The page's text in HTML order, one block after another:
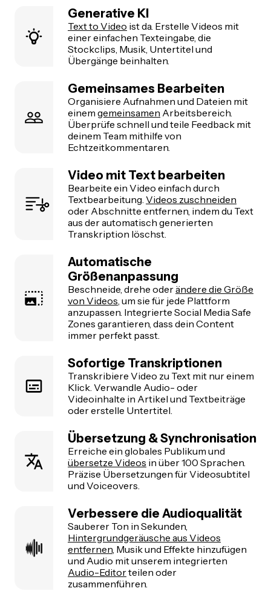
Generative KI
Text to Video ist da. Erstelle Videos mit
einer einfachen Texteingabe, die
Stockclips, Musik, Untertitel und
Übergänge beinhalten.
Gemeinsames Bearbeiten
Organisiere Aufnahmen und Dateien mit
einem gemeinsamen Arbeitsbereich.
Überprüfe schnell und teile Feedback mit
deinem Team mithilfe von
Echtzeitkommentaren.
Video mit Text bearbeiten
Bearbeite ein Video einfach durch
Textbearbeitung. Videos zuschneiden
oder Abschnitte entfernen, indem du Text
aus der automatisch generierten
Transkription löschst.
Automatische
Größenanpassung
Beschneide, drehe oderändere die Größe
von Videos, um sie für jede Plattform
anzupassen. Integrierte Social Media Safe
Zones garantieren, dass dein Content
immer perfekt passt.
Sofortige Transkriptionen
Transkribiere Video zu Text mit nur einem
Klick. Verwandle Audio- oder
Videoinhalte in Artikel und Textbeiträge
oder erstelle Untertitel.
Übersetzung & Synchronisation
Erreiche ein globales Publikum und
übersetze Videos in über 100 Sprachen.
Präzise Übersetzungen für Videosubtitel
und Voiceovers.
Verbessere die Audioqualität
Sauberer Ton in Sekunden,
Hintergrundgeräusche aus Videos
entfernen, Musik und Effekte hinzufügen
und Audio mit unserem integrierten
Audio-Editorteilen oder
zusammenführen.